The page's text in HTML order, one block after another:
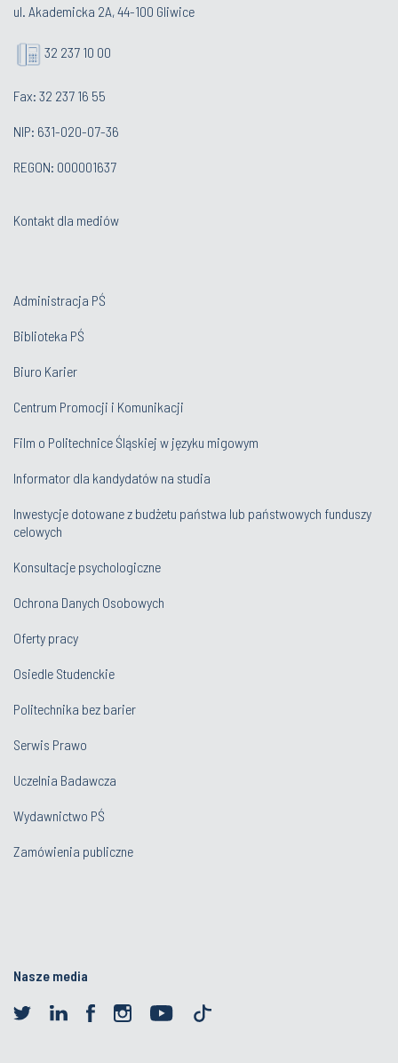
ul. Akademicka 2A, 44-100 Gliwice
32 237 10 00
Fax: 32 237 16 55
NIP: 631-020-07-36
REGON: 000001637
Kontakt dla mediów
Administracja PŚ
Biblioteka PŚ
Biuro Karier
Centrum Promocji i Komunikacji
Film o Politechnice Śląskiej w języku migowym
Informator dla kandydatów na studia
Inwestycje dotowane z budżetu państwa lub państwowych funduszy
celowych
Konsultacje psychologiczne
Ochrona Danych Osobowych
Oferty pracy
Osiedle Studenckie
Politechnika bez barier
Serwis Prawo
Uczelnia Badawcza
Wydawnictwo PŚ
Zamówienia publiczne
Nasze media